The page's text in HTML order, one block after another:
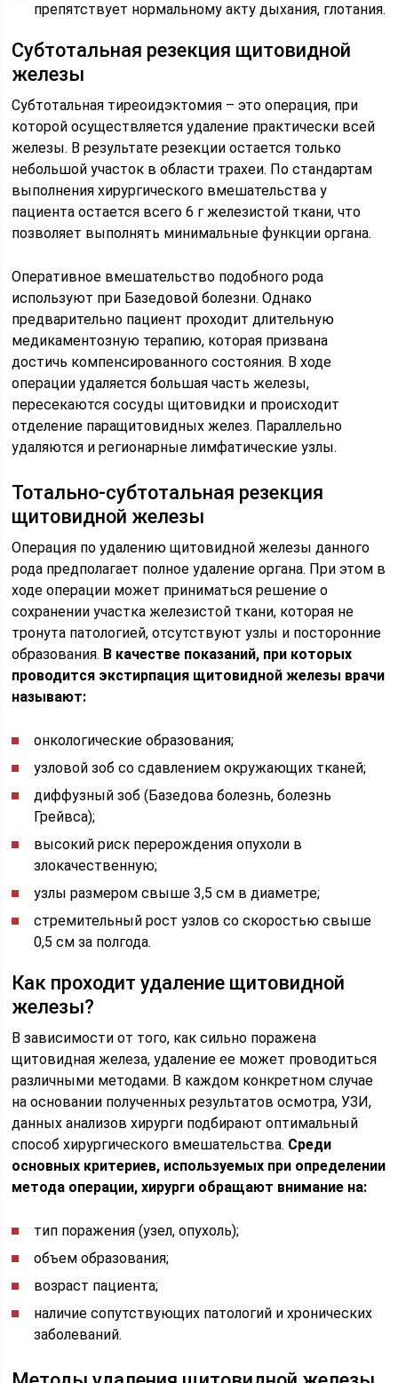
препятствует нормальному акту дыхания, глотания.
Субтотальная резекция щитовидной
железы
Субтотальная тиреоидэктомия – это операция, при
которой осуществляется удаление практически всей
железы. В результате резекции остается только
небольшой участок в области трахеи. По стандартам
выполнения хирургического вмешательства у
пациента остается всего 6 г железистой ткани, что
позволяет выполнять минимальные функции органа.
Оперативное вмешательство подобного рода
используют при Базедовой болезни. Однако
предварительно пациент проходит длительную
медикаментозную терапию, которая призвана
достичь компенсированного состояния. В ходе
операции удаляется большая часть железы,
пересекаются сосуды щитовидки и происходит
отделение паращитовидных желез. Параллельно
удаляются и регионарные лимфатические узлы.
Тотально-субтотальная резекция
щитовидной железы
Операция по удалению щитовидной железы данного
рода предполагает полное удаление органа. При этом в
ходе операции может приниматься решение о
сохранении участка железистой ткани, которая не
тронута патологией, отсутствуют узлы и посторонние
образования. В качестве показаний, при которых
проводится экстирпация щитовидной железы врачи
называют:
онкологические образования;
узловой зоб со сдавлением окружающих тканей;
диффузный зоб (Базедова болезнь, болезнь
Грейвса);
высокий риск перерождения опухоли в
злокачественную;
узлы размером свыше 3,5 см в диаметре;
стремительный рост узлов со скоростью свыше
0,5 см за полгода.
Как проходит удаление щитовидной
железы?
В зависимости от того, как сильно поражена
щитовидная железа, удаление ее может проводиться
различными методами. В каждом конкретном случае
на основании полученных результатов осмотра, УЗИ,
данных анализов хирурги подбирают оптимальный
способ хирургического вмешательства. Среди
основных критериев, используемых при определении
метода операции, хирурги обращают внимание на:
тип поражения (узел, опухоль);
объем образования;
возраст пациента;
наличие сопутствующих патологий и хронических
заболеваний.